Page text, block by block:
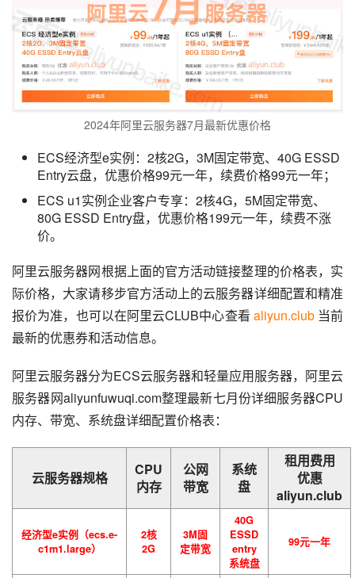
2024年阿里云服务器7月最新优惠价格
ECS经济型e实例：2核2G，3M固定带宽、40G ESSD
Entry云盘，优惠价格99元一年，续费价格99元一年；
ECS u1实例企业客户专享：2核4G，5M固定带宽、
80G ESSD Entry盘，优惠价格199元一年，续费不涨
价。
阿里云服务器网根据上面的官方活动链接整理的价格表，实
际价格，大家请移步官方活动上的云服务器详细配置和精准
报价为准，也可以在阿里云CLUB中心查看 aliyun.club 当前
最新的优惠券和活动信息。
阿里云服务器分为ECS云服务器和轻量应用服务器，阿里云
服务器网aliyunfuwuqi.com整理最新七月份详细服务器CPU
内存、带宽、系统盘详细配置价格表：
云服务器规格
CPU
内存
公网
带宽
系统
盘
租用费用
优惠
aliyun.club
经济型e实例（ecs.e-
c1m1.large）
2核
2G
3M固
定带宽
40G
ESSD
entry
系统盘
99元一年